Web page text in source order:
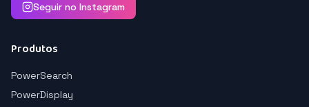
Seguir no Instagram
Produtos
PowerSearch
PowerDisplay